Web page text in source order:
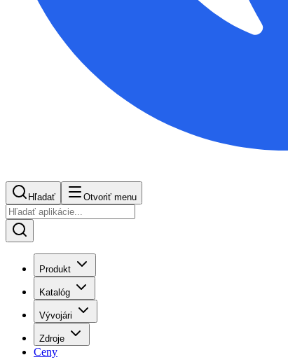
Hľadať Otvoriť menu
Produkt
Katalóg
Vývojári
Zdroje
Ceny